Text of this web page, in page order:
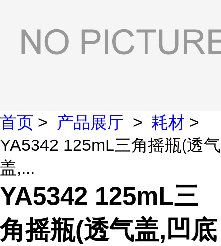
首页 > 产品展厅 > 耗材 >
YA5342 125mL三角摇瓶(透气
盖,...
YA5342 125mL三
角摇瓶(透气盖,凹底